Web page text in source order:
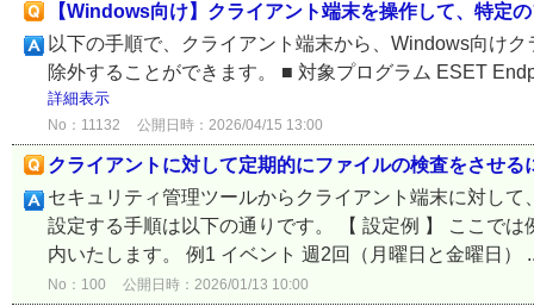
【Windows向け】クライアント端末を操作して、特定
以下の手順で、クライアント端末から、Windows向け
除外することができます。 ■ 対象プログラム ESET
詳細表示
No：11132 公開日時：2026/04/15 13:00
クライアントに対して定期的にファイルの検査をさせる
セキュリティ管理ツールからクライアント端末に対し
設定する手順は以下の通りです。 【 設定例 】 ここで
内いたします。 例1 イベント 週2回（月曜日と金曜日）
No：100 公開日時：2026/01/13 10:00